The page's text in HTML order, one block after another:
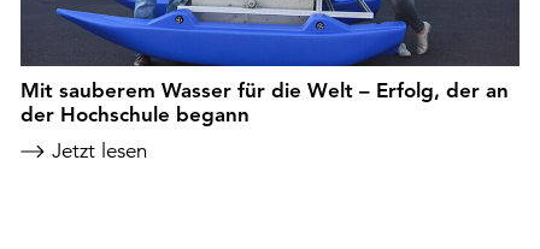
Mit sauberem Wasser für die Welt – Erfolg, der an
der Hochschule begann
Jetzt lesen